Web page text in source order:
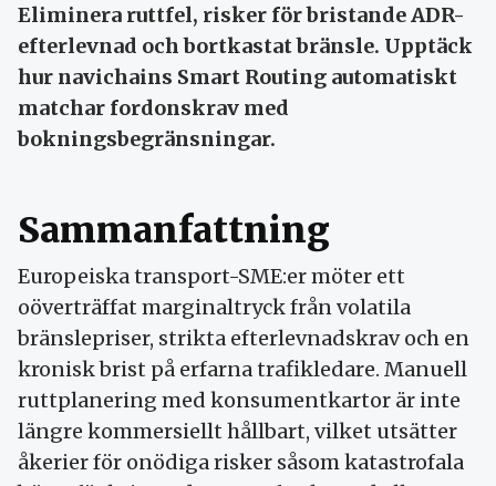
Eliminera ruttfel, risker för bristande ADR-
efterlevnad och bortkastat bränsle. Upptäck
hur navichains Smart Routing automatiskt
matchar fordonskrav med
bokningsbegränsningar.
Sammanfattning
Europeiska transport-SME:er möter ett
oöverträffat marginaltryck från volatila
bränslepriser, strikta efterlevnadskrav och en
kronisk brist på erfarna trafikledare. Manuell
ruttplanering med konsumentkartor är inte
längre kommersiellt hållbart, vilket utsätter
åkerier för onödiga risker såsom katastrofala